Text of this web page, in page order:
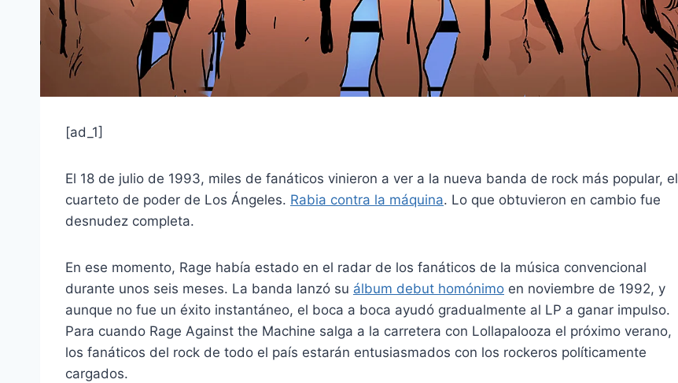
[ad_1]
El 18 de julio de 1993, miles de fanáticos vinieron a ver a la nueva banda de rock más popular, el
cuarteto de poder de Los Ángeles. Rabia contra la máquina. Lo que obtuvieron en cambio fue
desnudez completa.
En ese momento, Rage había estado en el radar de los fanáticos de la música convencional
durante unos seis meses. La banda lanzó su álbum debut homónimo en noviembre de 1992, y
aunque no fue un éxito instantáneo, el boca a boca ayudó gradualmente al LP a ganar impulso.
Para cuando Rage Against the Machine salga a la carretera con Lollapalooza el próximo verano,
los fanáticos del rock de todo el país estarán entusiasmados con los rockeros políticamente
cargados.